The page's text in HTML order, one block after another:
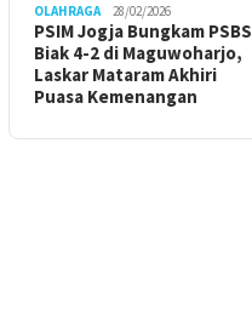
OLAHRAGA 28/02/2026
PSIM Jogja Bungkam PSBS
Biak 4-2 di Maguwoharjo,
Laskar Mataram Akhiri
Puasa Kemenangan